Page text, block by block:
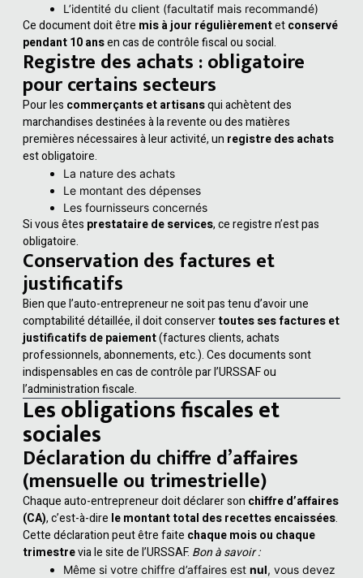
L’identité du client (facultatif mais recommandé)
Ce document doit être mis à jour régulièrementetconservé
pendant 10 ansen cas de contrôle fiscal ou social.
Registre des achats : obligatoire
pour certains secteurs
Pour les commerçants et artisansqui achètent des
marchandises destinées à la revente ou des matières
premières nécessaires à leur activité, un registre des achats
est obligatoire.
La nature des achats
Le montant des dépenses
Les fournisseurs concernés
Si vous êtes prestataire de services, ce registre n’est pas
obligatoire.
Conservation des factures et
justificatifs
Bien que l’auto-entrepreneur ne soit pas tenu d’avoir une
comptabilité détaillée, il doit conservertoutes ses factures et
justificatifs de paiement(factures clients, achats
professionnels, abonnements, etc.). Ces documents sont
indispensables en cas de contrôle par l’URSSAF ou
l’administration fiscale.
Les obligations fiscales et
sociales
Déclaration du chiffre d’affaires
(mensuelle ou trimestrielle)
Chaque auto-entrepreneur doit déclarer son chiffre d’affaires
(CA), c’est-à-dire le montant total des recettes encaissées.
Cette déclaration peut être faite chaque mois ou chaque
trimestrevia le site de l’URSSAF. Bon à savoir :
Même si votre chiffre d’affaires est nul, vous devez